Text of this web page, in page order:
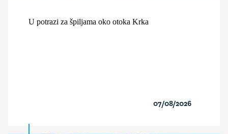
U potrazi za špiljama oko otoka Krka
07/08/2026